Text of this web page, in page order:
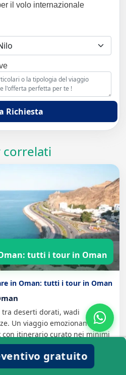
il volo internazionale
Richiesta
correlati
tutti i tour in Oman
in Oman: tutti i tour in Oman
deserti dorati, wadi
Un viaggio emozionante tra
con itinerario curato nei minimi
esperienza indimenticabile!"
gratuito